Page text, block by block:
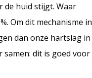
de huid stijgt. Waar
Om dit mechanisme in
dan onze hartslag in
dit is goed voor